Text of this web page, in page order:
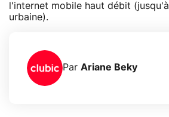
l'internet mobile haut débit
urbaine).
Par Ariane Beky